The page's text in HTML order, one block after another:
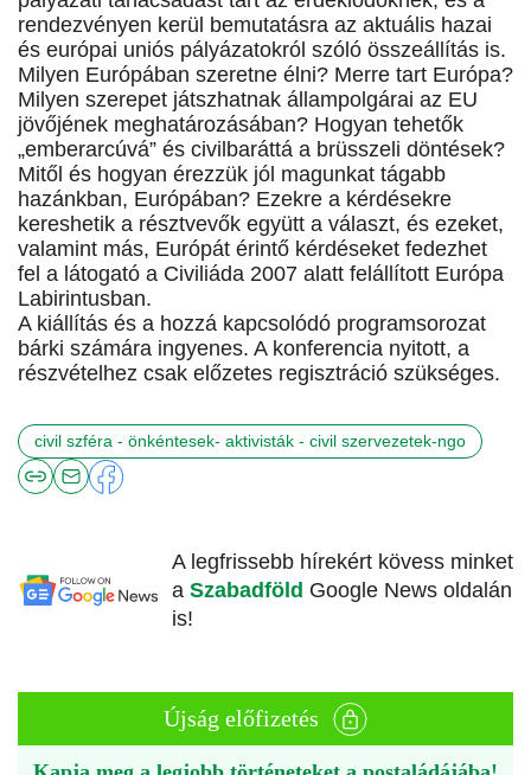
rendezvényen kerül bemutatásra az aktuális hazai
és európai uniós pályázatokról szóló összeállítás is.
Milyen Európában szeretne élni? Merre tart Európa?
Milyen szerepet játszhatnak állampolgárai az EU
jövőjének meghatározásában? Hogyan tehetők
„emberarcúvá” és civilbaráttá a brüsszeli döntések?
Mitől és hogyan érezzük jól magunkat tágabb
hazánkban, Európában? Ezekre a kérdésekre
kereshetik a résztvevők együtt a választ, és ezeket,
valamint más, Európát érintő kérdéseket fedezhet
fel a látogató a Civiliáda 2007 alatt felállított Európa
Labirintusban.
A kiállítás és a hozzá kapcsolódó programsorozat
bárki számára ingyenes. A konferencia nyitott, a
részvételhez csak előzetes regisztráció szükséges.
civil szféra - önkéntesek- aktivisták - civil szervezetek-ngo
A legfrissebb hírekért kövess minket
a Szabadföld Google News oldalán
is!
Újság előfizetés